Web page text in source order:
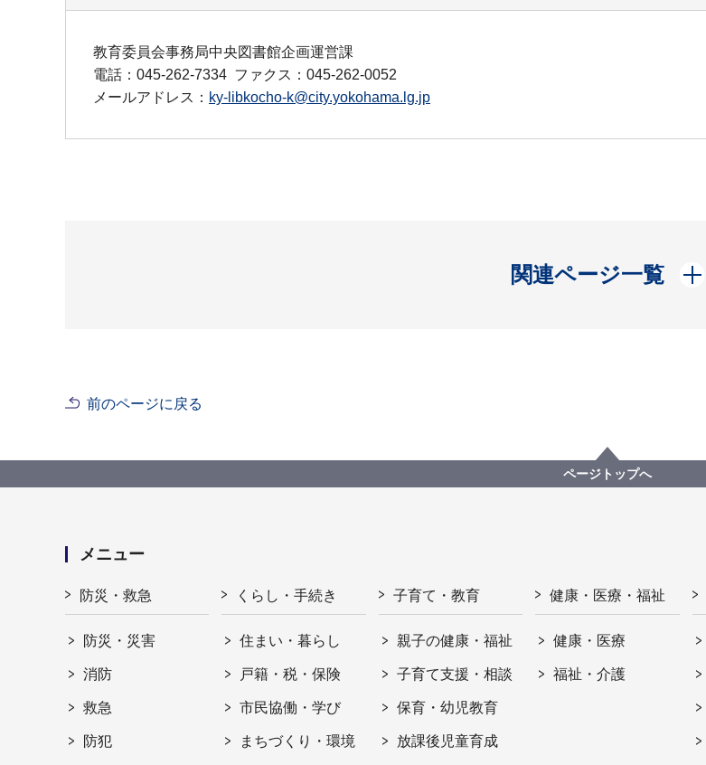
教育委員会事務局中央図書館企画運営課
電話：045-262-7334 ファクス：045-262-0052
メールアドレス： ky-libkocho-k@city.yokohama.lg.jp
関連ページ一覧
開く
前のページに戻る
ページトップへ
メニュー
防災・救急
防災・災害
消防
救急
防犯
くらし・手続き
住まい・暮らし
戸籍・税・保険
市民協働・学び
まちづくり・環境
子育て・教育
親子の健康・福祉
子育て支援・相談
保育・幼児教育
放課後児童育成
健康・医療・福祉
健康・医療
福祉・介護